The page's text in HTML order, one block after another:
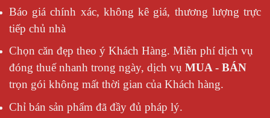
Báo giá chính xác, không kê giá, thương lượng trực
tiếp chủ nhà
Chọn căn đẹp theo ý Khách Hàng. Miễn phí dịch vụ
đóng thuế nhanh trong ngày, dịch vụ MUA - BÁN
trọn gói không mất thời gian của Khách hàng.
Chỉ bán sản phẩm đã đầy đủ pháp lý.